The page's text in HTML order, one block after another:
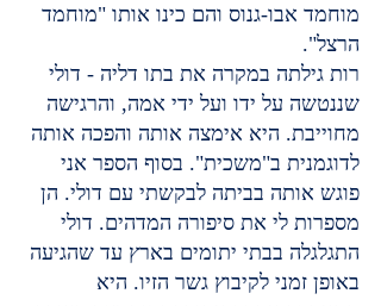
מוחמד אבו-גנוס והם כינו אותו "מוחמד
הרצל".
רות גילתה במקרה את בתו דליה - דולי
שננטשה על ידו ועל ידי אמה, והרגישה
מחוייבת. היא אימצה אותה והפכה אותה
לדוגמנית ב"משכית". בסוף הספר אני
פוגש אותה בביתה לבקשתי עם דולי. הן
מספרות לי את סיפורה המדהים. דולי
התגלגלה בבתי יתומים בארץ עד שהגיעה
באופן זמני לקיבוץ גשר הזיו. היא